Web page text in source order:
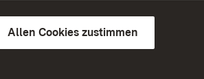
Allen Cookies zustimmen